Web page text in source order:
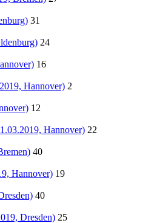
31
24
16
Hannover) 2
12
Hannover) 22
40
Hannover) 19
40
Dresden) 25